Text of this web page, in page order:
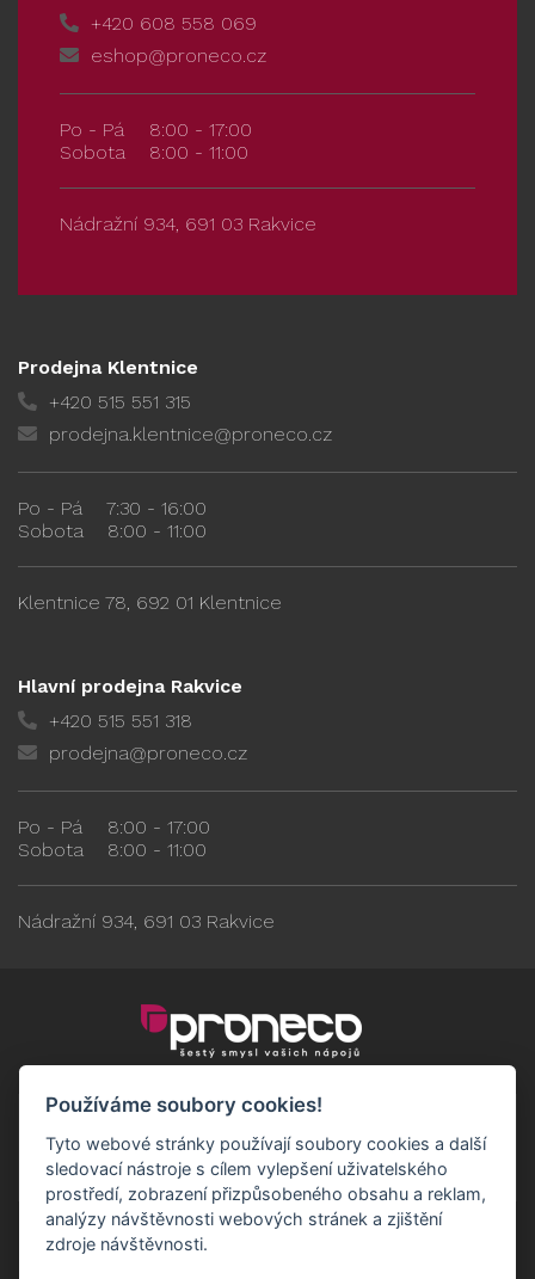
+420 608 558 069
eshop@proneco.cz
Po - Pá
8:00 - 17:00
Sobota
8:00 - 11:00
Nádražní 934, 691 03 Rakvice
Prodejna Klentnice
+420 515 551 315
prodejna.klentnice@proneco.cz
Po - Pá
7:30 - 16:00
Sobota
8:00 - 11:00
Klentnice 78, 692 01 Klentnice
Hlavní prodejna Rakvice
+420 515 551 318
prodejna@proneco.cz
Po - Pá
8:00 - 17:00
Sobota
8:00 - 11:00
Nádražní 934, 691 03 Rakvice
Používáme soubory cookies!
Tyto webové stránky používají soubory cookies a další
sledovací nástroje s cílem vylepšení uživatelského
prostředí, zobrazení přizpůsobeného obsahu a reklam,
analýzy návštěvnosti webových stránek a zjištění
zdroje návštěvnosti.